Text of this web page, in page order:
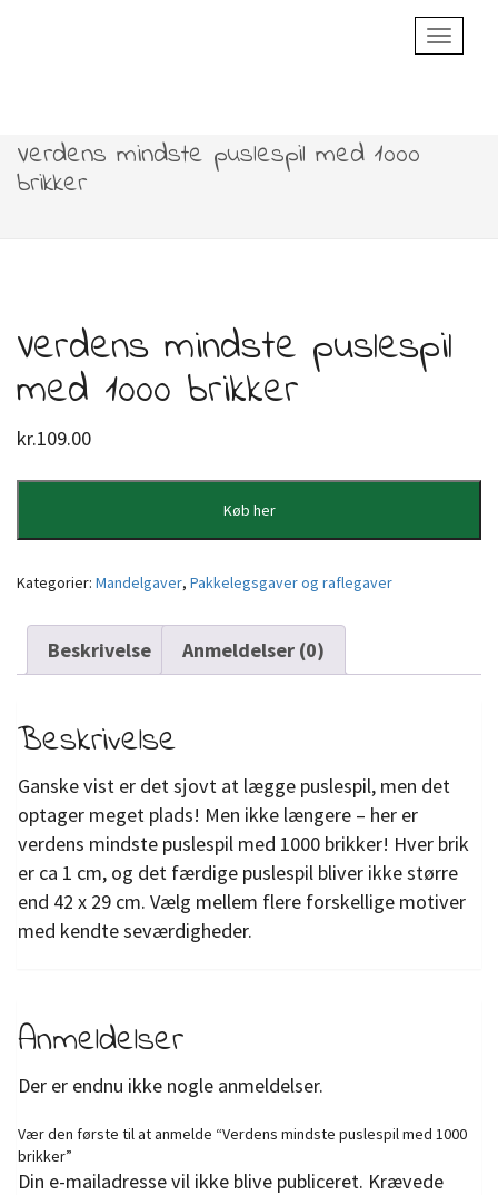
Toggle
Verdens mindste puslespil med 1000
brikker
Verdens mindste puslespil
med 1000 brikker
kr.109.00
Køb her
Kategorier: Mandelgaver, Pakkelegsgaver og raflegaver
Beskrivelse Anmeldelser (0)
Beskrivelse
Ganske vist er det sjovt at lægge puslespil, men det
optager meget plads! Men ikke længere – her er
verdens mindste puslespil med 1000 brikker! Hver brik
er ca 1 cm, og det færdige puslespil bliver ikke større
end 42 x 29 cm. Vælg mellem flere forskellige motiver
med kendte seværdigheder.
Anmeldelser
Der er endnu ikke nogle anmeldelser.
Vær den første til at anmelde “Verdens mindste puslespil med 1000
brikker”
Din e-mailadresse vil ikke blive publiceret. Krævede